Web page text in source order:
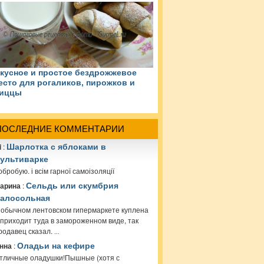
и простое бездрожжевое
для рогаликов, пирожков и
КОММЕНТАРИИ
: Шарлотка с яблоками в
і всім гарної самоізоляції
:Сельдь или скумбрия
лентовском гипермаркете куплена
туда в замороженном виде, так
сказал. ...
:Оладьи на кефире
оладушки!Пышные (хотя с